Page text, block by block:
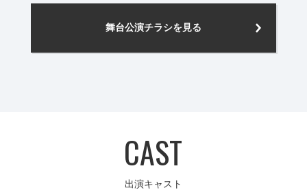
舞台公演チラシを見る
CAST
出演キャスト